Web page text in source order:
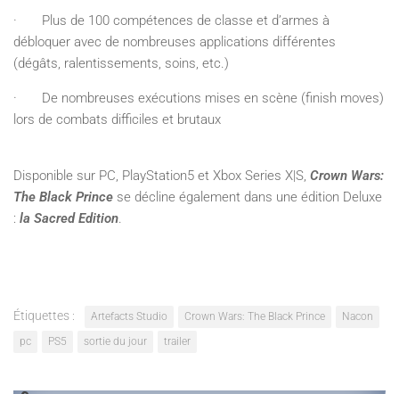
· Plus de 100 compétences de classe et d’armes à
débloquer avec de nombreuses applications différentes
(dégâts, ralentissements, soins, etc.)
· De nombreuses exécutions mises en scène (finish moves)
lors de combats difficiles et brutaux
Disponible sur PC, PlayStation5 et Xbox Series X|S, Crown Wars:
The Black Prince se décline également dans une édition Deluxe
: la Sacred Edition.
Étiquettes : Artefacts Studio Crown Wars: The Black Prince
Nacon
pc
PS5 sortie du jour trailer